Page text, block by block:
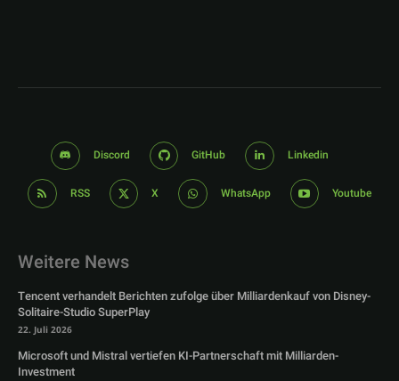
Discord GitHub Linkedin
RSS X WhatsApp Youtube
Weitere News
Tencent verhandelt Berichten zufolge über Milliardenkauf von Disney-
Solitaire-Studio SuperPlay
22. Juli 2026
Microsoft und Mistral vertiefen KI-Partnerschaft mit Milliarden-
Investment